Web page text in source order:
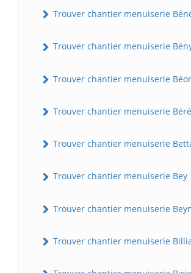
Trouver chantier menuiserie
Trouver chantier menuiserie
Trouver chantier menuiserie
Trouver chantier menuiserie
Trouver chantier menuiserie
Trouver chantier menuiserie Bey
Trouver chantier menuiserie
Trouver chantier menuiserie